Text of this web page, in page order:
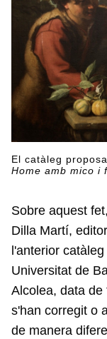
El catàleg
Home amb mico i
Sobre aquest
Dilla Martí,
l'anterior
Universitat de
Alcolea, data
s'han corregit o
de manera